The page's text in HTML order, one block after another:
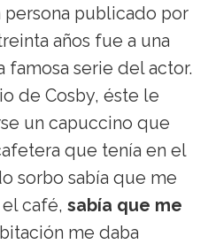
publicado por
años fue a una
serie del actor.
de Cosby, éste le
un capuccino que
que tenía en el
sorbo sabía que me
café, sabía que me
me daba